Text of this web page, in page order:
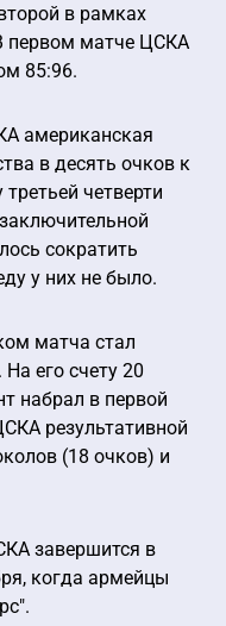
в рамках
первом матче ЦСКА
85:96.
американская
в десять очков к
четверти
сократить
у них не было.
матча стал
его счету 20
набрал в первой
результативной
(18 очков) и
завершится в
когда армейцы